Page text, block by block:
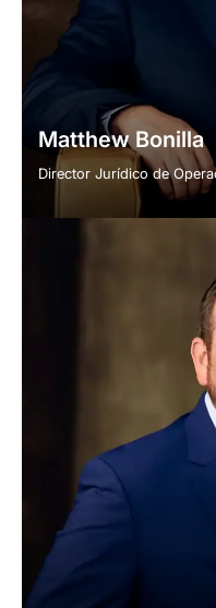
Matthew Bonilla
Director Jurídico de